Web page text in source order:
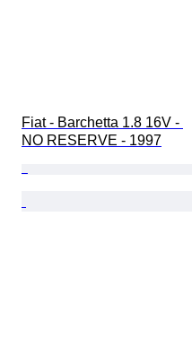
Fiat - Barchetta 1.8 16V -
NO RESERVE - 1997